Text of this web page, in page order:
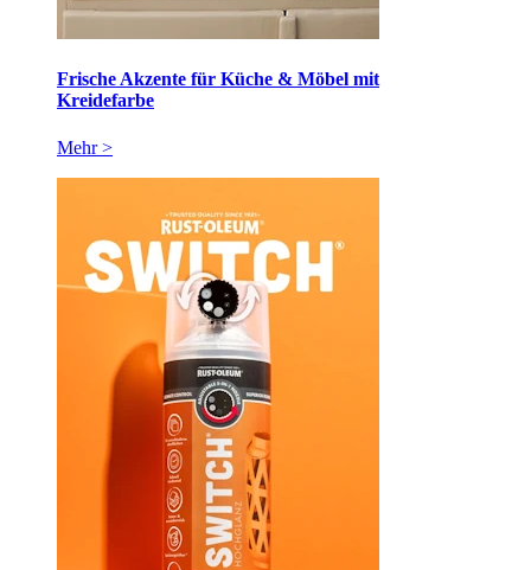
Frische Akzente für Küche & Möbel mit
Kreidefarbe
Mehr >